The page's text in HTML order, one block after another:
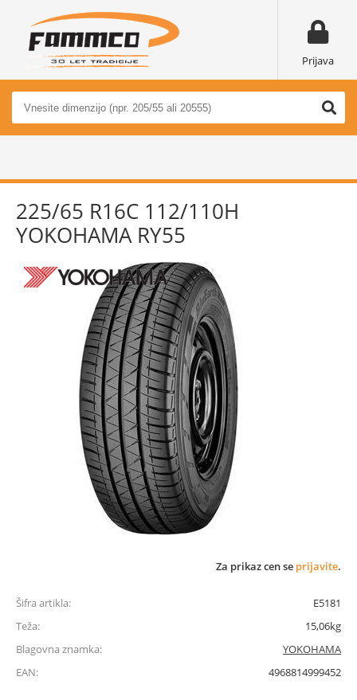
Prijava
225/65 R16C 112/110H
YOKOHAMA RY55
Za prikaz cen se prijavite.
Šifra artikla:
E5181
Teža:
15,06kg
Blagovna znamka:
YOKOHAMA
EAN:
4968814999452